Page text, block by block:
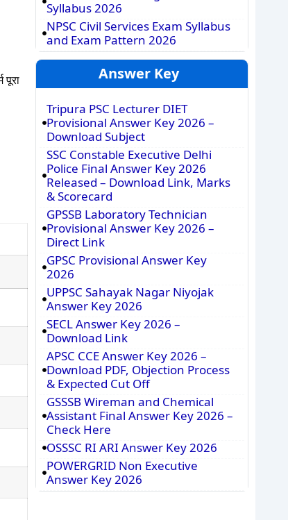
Syllabus 2026
NPSC Civil Services Exam Syllabus
and Exam Pattern 2026
Answer Key
Tripura PSC Lecturer DIET
Provisional Answer Key 2026 –
Download Subject
SSC Constable Executive Delhi
Police Final Answer Key 2026
Released – Download Link, Marks
& Scorecard
GPSSB Laboratory Technician
Provisional Answer Key 2026 –
Direct Link
GPSC Provisional Answer Key
2026
UPPSC Sahayak Nagar Niyojak
Answer Key 2026
SECL Answer Key 2026 –
Download Link
APSC CCE Answer Key 2026 –
Download PDF, Objection Process
& Expected Cut Off
GSSSB Wireman and Chemical
Assistant Final Answer Key 2026 –
Check Here
OSSSC RI ARI Answer Key 2026
POWERGRID Non Executive
Answer Key 2026